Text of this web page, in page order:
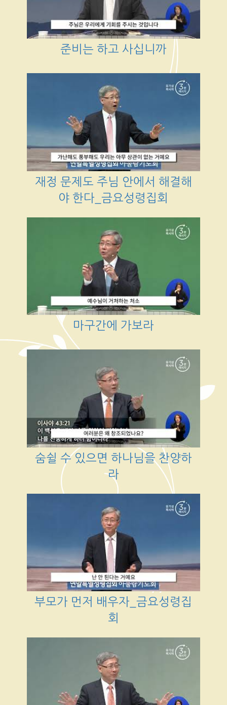
준비는 하고 사십니까
재정 문제도 주님 안에서 해결해
야 한다_금요성령집회
마구간에 가보라
숨쉴 수 있으면 하나님을 찬양하
라
부모가 먼저 배우자_금요성령집
회